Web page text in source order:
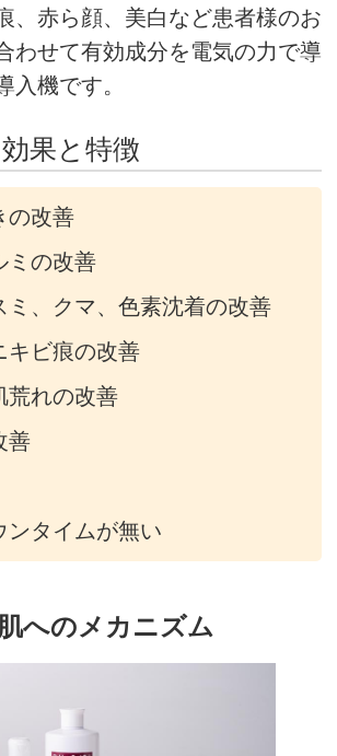
、赤ら顔、美白など患者様のお
わせて有効成分を電気の力で導
入機です。
果と特徴
の改善
ミの改善
ミ、クマ、色素沈着の改善
キビ痕の改善
荒れの改善
善
ンタイムが無い
へのメカニズム